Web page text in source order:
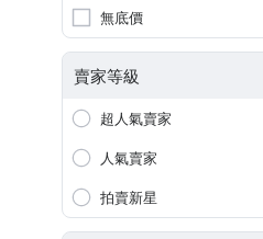
無底價
賣家等級
超人氣賣家
人氣賣家
拍賣新星